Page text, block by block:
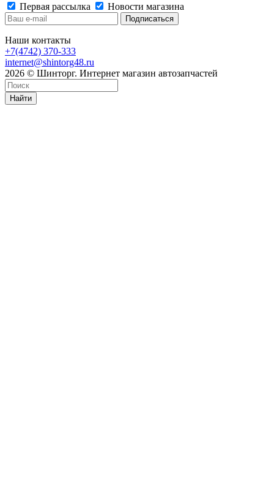
Первая рассылка
Новости магазина
Наши контакты
+7(4742) 370-333
internet@shintorg48.ru
2026 © Шинторг. Интернет магазин автозапчастей
Найти